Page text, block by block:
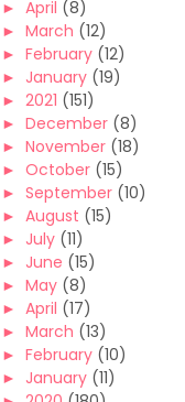
► April (8)
► March (12)
► February (12)
► January (19)
► 2021 (151)
► December (8)
► November (18)
► October (15)
► September (10)
► August (15)
► July (11)
► June (15)
► May (8)
► April (17)
► March (13)
► February (10)
► January (11)